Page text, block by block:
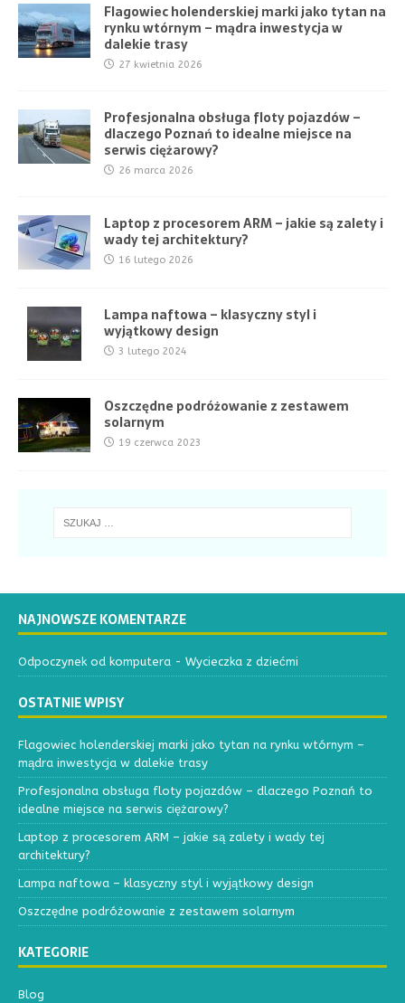
Flagowiec holenderskiej marki jako tytan na
rynku wtórnym – mądra inwestycja w
dalekie trasy
27 kwietnia 2026
Profesjonalna obsługa floty pojazdów –
dlaczego Poznań to idealne miejsce na
serwis ciężarowy?
26 marca 2026
Laptop z procesorem ARM – jakie są zalety i
wady tej architektury?
16 lutego 2026
Lampa naftowa – klasyczny styl i
wyjątkowy design
3 lutego 2024
Oszczędne podróżowanie z zestawem
solarnym
19 czerwca 2023
NAJNOWSZE KOMENTARZE
Odpoczynek od komputera - Wycieczka z dziećmi
OSTATNIE WPISY
Flagowiec holenderskiej marki jako tytan na rynku wtórnym –
mądra inwestycja w dalekie trasy
Profesjonalna obsługa floty pojazdów – dlaczego Poznań to
idealne miejsce na serwis ciężarowy?
Laptop z procesorem ARM – jakie są zalety i wady tej
architektury?
Lampa naftowa – klasyczny styl i wyjątkowy design
Oszczędne podróżowanie z zestawem solarnym
KATEGORIE
Blog